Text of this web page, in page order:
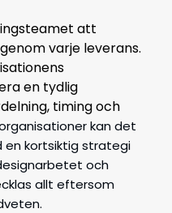
att
varje leverans.
en tydlig
timing och
kan det
kortsiktig strategi
och
allt eftersom